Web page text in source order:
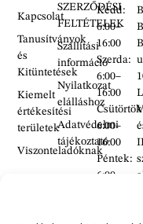
Kapcsolat
Tanusítványok
és
Kitüntetések
Kiemelt
értékesítési
területek
Viszonteladóknak
SZERZŐDÉSI
FELTÉTELEK
Szállítási
információ
Nyilatkozat
elálláshoz
Adatvédelmi
tájékoztató
Kedd:
6:00–
16:00
Szerda:
6:00–
16:00
6:00–
16:00
Péntek:
6:00–